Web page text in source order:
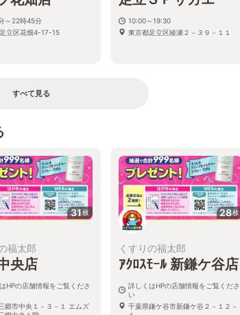
～22時45分
立区花畑4-17-15
10:00～19:30
東京都足立区綾瀬２－３９－１１
すべて見る
31枚
福太郎
央店
HPの店舗情報をご覧くださ
郷市中央１－３－１ エムズ
28枚
くすりの福太郎
ｱｸﾛｽﾓｰﾙ 新鎌ケ谷店
詳しくはHPの店舗情報をご覧くださ
い
千葉県鎌ケ谷市新鎌ケ谷２－１２－